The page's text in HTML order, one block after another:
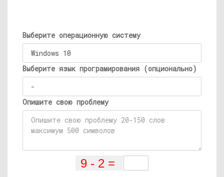
Выберите операционную систему
Выберите язык програмирования (опционально)
Опишите свою проблему